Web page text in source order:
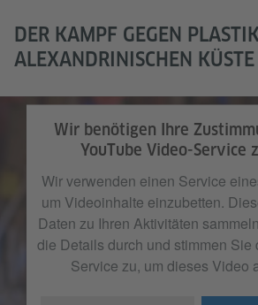
DER KAMPF GEGEN
ALEXANDRINISCHEN KÜSTE
Wir benötigen Ihre
YouTube Video-Service
Wir verwenden einen Service
um Videoinhalte einzubetten.
Daten zu Ihren Aktivitäten
die Details durch und stimmen Sie
Service zu, um dieses Video